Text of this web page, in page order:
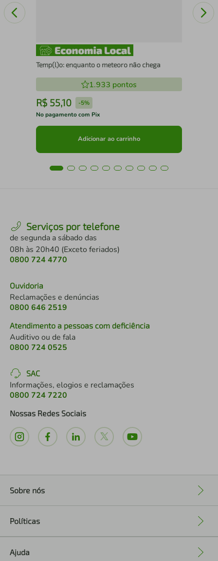
Temp(l)o: enquanto o meteoro não chega
1.933 pontos
R$ 55,10 -5%
No pagamento com Pix
Adicionar ao carrinho
Serviços por telefone
de segunda a sábado das
08h às 20h40 (Exceto feriados)
0800 724 4770
Ouvidoria
Reclamações e denúncias
0800 646 2519
Atendimento a pessoas com deficiência
Auditivo ou de fala
0800 724 0525
SAC
Informações, elogios e reclamações
0800 724 7220
Nossas Redes Sociais
Sobre nós
Políticas
Ajuda